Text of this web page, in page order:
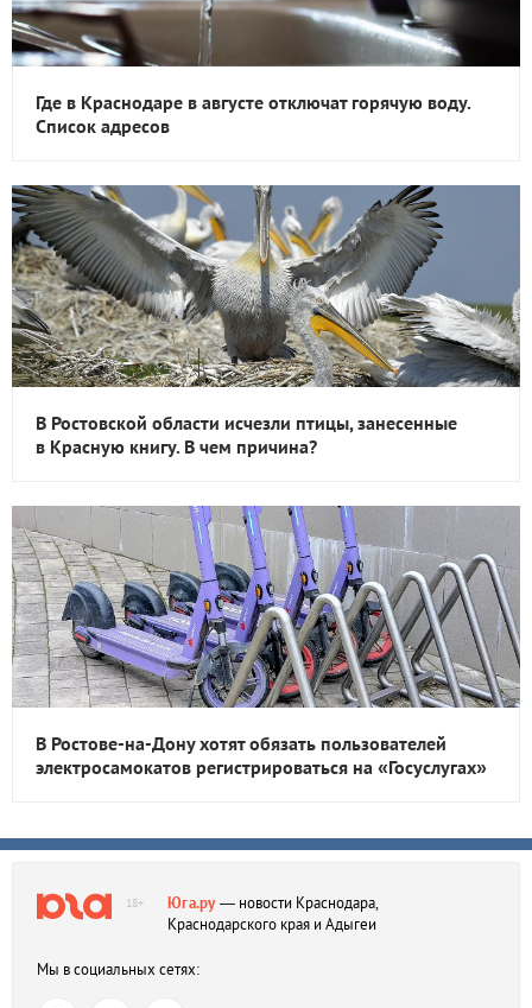
Где в Краснодаре в августе отключат горячую воду.
Список адресов
В Ростовской области исчезли птицы, занесенные
в Красную книгу. В чем причина?
В Ростове-на-Дону хотят обязать пользователей
электросамокатов регистрироваться на «Госуслугах»
18+ Юга.ру— новости Краснодара,
Краснодарского края и Адыгеи
Мы в социальных сетях: